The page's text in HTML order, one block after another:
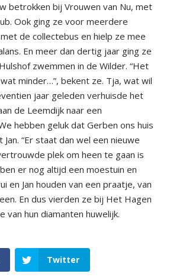
betrokken bij Vrouwen van Nu, met
Ook ging ze voor meerdere
de collectebus en hielp ze mee
En meer dan dertig jaar ging ze
zwemmen in de Wilder. “Het
minder…”, bekent ze. Tja, wat wil
jaar geleden verhuisde het
de Leemdijk naar een
hebben geluk dat Gerben ons huis
Jan. “Er staat dan wel een nieuwe
plek om heen te gaan is
er nog altijd een moestuin en
en Jan houden van een praatje, van
En dus vierden ze bij Het Hagen
hun diamanten huwelijk.
Twitter